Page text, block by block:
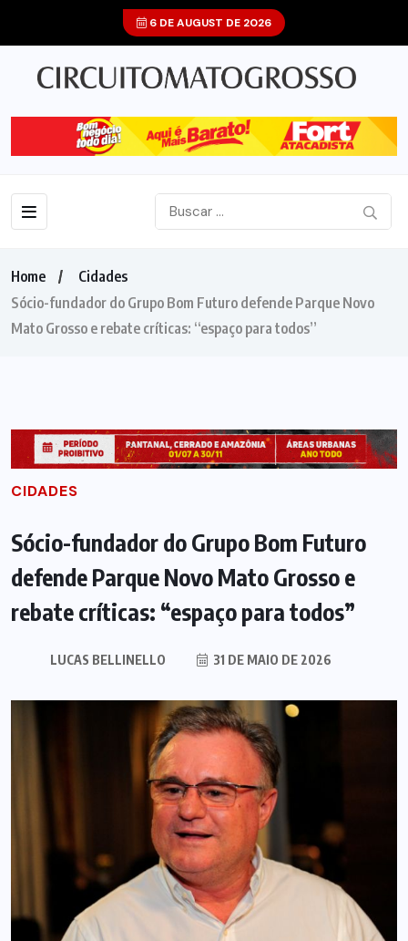
6 DE AUGUST DE 2026
Home
Cidades
Sócio-fundador do Grupo Bom Futuro defende Parque Novo
Mato Grosso e rebate críticas: “espaço para todos”
CIDADES
Sócio-fundador do Grupo Bom Futuro
defende Parque Novo Mato Grosso e
rebate críticas: “espaço para todos”
LUCAS BELLINELLO 31 DE MAIO DE 2026